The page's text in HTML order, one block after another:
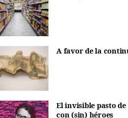
A favor de la
El invisible pasto
con (sin) héroes